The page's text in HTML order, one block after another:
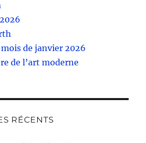
de janvier 2026
de l’art moderne
RÉCENTS